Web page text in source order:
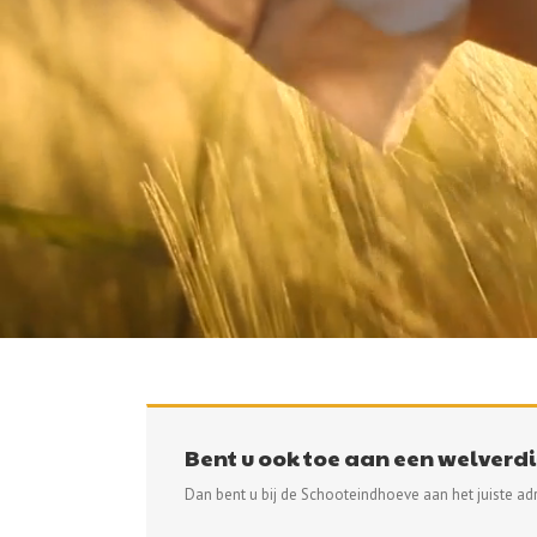
Bent u ook toe aan een
Dan bent u bij de Schooteindhoeve aan het juiste